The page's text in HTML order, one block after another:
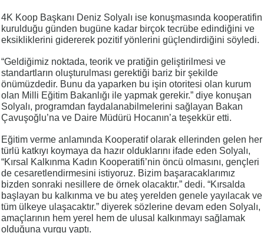
4K Koop Başkanı Deniz Solyalı ise konuşmasında kooperatifin
kurulduğu günden bugüne kadar birçok tecrübe edindiğini ve
eksikliklerini gidererek pozitif yönlerini güçlendirdiğini söyledi.
“Geldiğimiz noktada, teorik ve pratiğin geliştirilmesi ve
standartların oluşturulması gerektiği bariz bir şekilde
önümüzdedir. Bunu da yaparken bu işin otoritesi olan kurum
olan Milli Eğitim Bakanlığı ile yapmak gerekir.” diye konuşan
Solyalı, programdan faydalanabilmelerini sağlayan Bakan
Çavuşoğlu’na ve Daire Müdürü Hocanın’a teşekkür etti.
Eğitim verme anlamında Kooperatif olarak ellerinden gelen her
türlü katkıyı koymaya da hazır olduklarını ifade eden Solyalı,
“Kırsal Kalkınma Kadın Kooperatifi’nin öncü olmasını, gençleri
de cesaretlendirmesini istiyoruz. Bizim başaracaklarımız
bizden sonraki nesillere de örnek olacaktır.” dedi. “Kırsalda
başlayan bu kalkınma ve bu ateş yerelden genele yayılacak ve
tüm ülkeye ulaşacaktır.” diyerek sözlerine devam eden Solyalı,
amaçlarının hem yerel hem de ulusal kalkınmayı sağlamak
olduğuna vurgu yaptı.